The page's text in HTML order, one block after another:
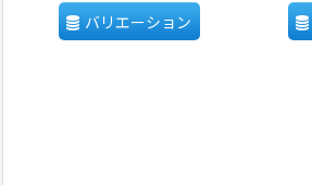
バリエーション